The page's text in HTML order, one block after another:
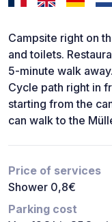
Campsite right on
and toilets.
5-minute walk
Cycle path right in
starting from the
can walk to the
Price of services
Shower 0,8€
Parking cost